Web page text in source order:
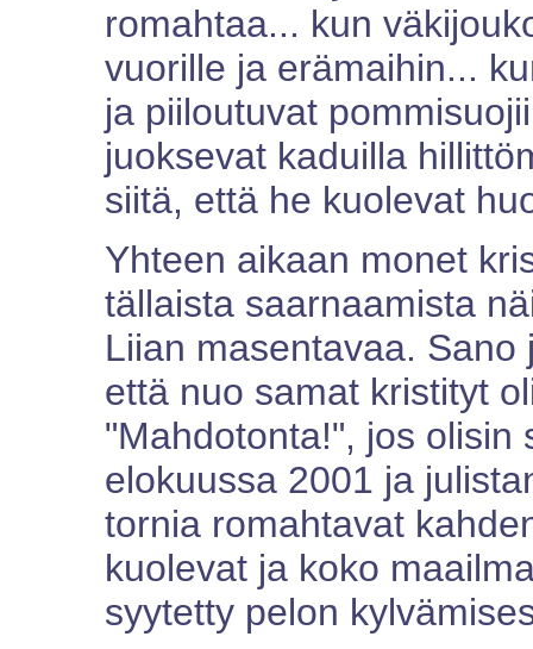
romahtaa... kun
vuorille ja erämaihin...
ja piiloutuvat
juoksevat kaduilla
siitä, että he kuolevat
Yhteen aikaan monet
tällaista saarnaamista
Liian masentavaa.
että nuo samat kristityt
"Mahdotonta!", jos olisin
elokuussa 2001 ja
tornia romahtavat
kuolevat ja koko
syytetty pelon